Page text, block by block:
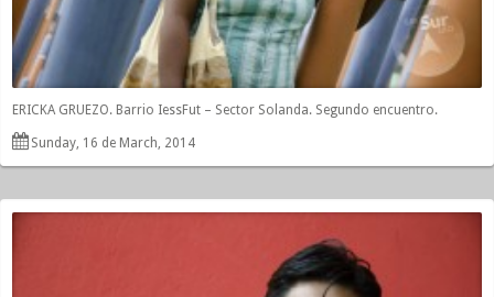
ERICKA GRUEZO. Barrio IessFut – Sector Solanda. Segundo encuentro.
Sunday, 16 de March, 2014